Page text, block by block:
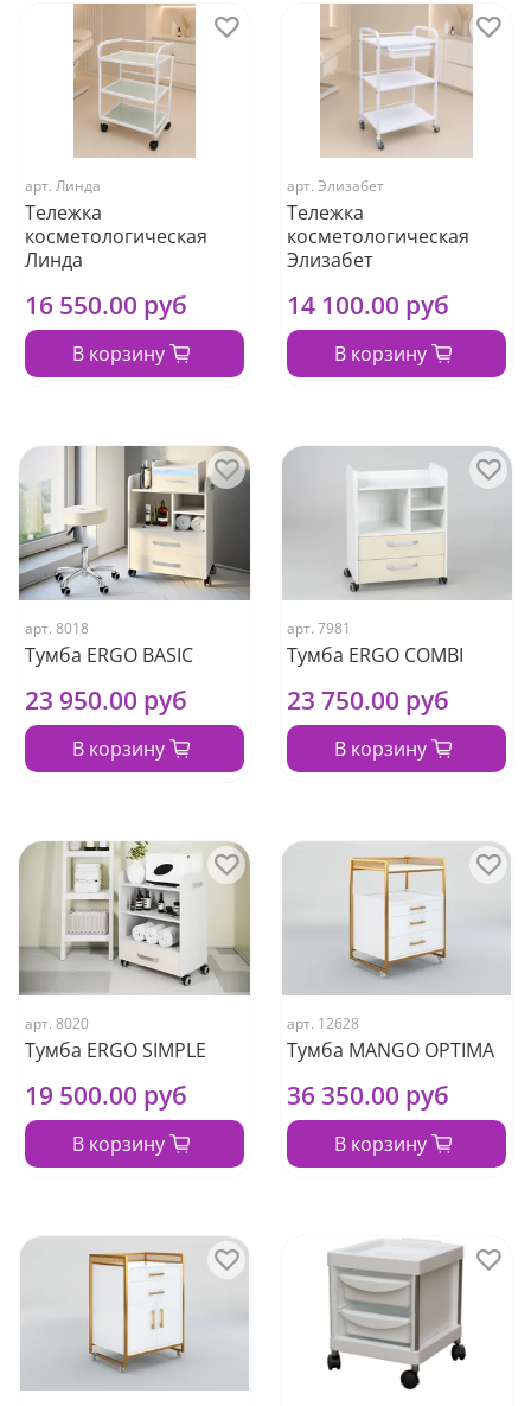
арт. Линда
Тележка
косметологическая
Линда
16 550.00 руб
В корзину
арт. Элизабет
Тележка
косметологическая
Элизабет
14 100.00 руб
В корзину
арт. 8018
Тумба ERGO BASIC
23 950.00 руб
В корзину
арт. 7981
Тумба ERGO COMBI
23 750.00 руб
В корзину
арт. 8020
Тумба ERGO SIMPLE
19 500.00 руб
В корзину
арт. 12628
Тумба MANGO OPTIMA
36 350.00 руб
В корзину